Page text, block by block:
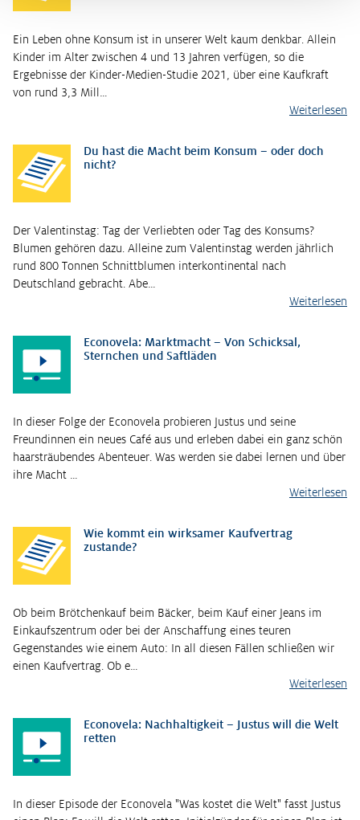
Ein Leben ohne Konsum ist in unserer Welt kaum denkbar. Allein
Kinder im Alter zwischen 4 und 13 Jahren verfügen, so die
Ergebnisse der Kinder-Medien-Studie 2021, über eine Kaufkraft
von rund 3,3 Mill…
Weiterlesen
Du hast die Macht beim Konsum – oder doch
nicht?
Der Valentinstag: Tag der Verliebten oder Tag des Konsums?
Blumen gehören dazu. Alleine zum Valentinstag werden jährlich
rund 800 Tonnen Schnittblumen interkontinental nach
Deutschland gebracht. Abe…
Weiterlesen
Econovela: Marktmacht – Von Schicksal,
Sternchen und Saftläden
In dieser Folge der Econovela probieren Justus und seine
Freundinnen ein neues Café aus und erleben dabei ein ganz schön
haarsträubendes Abenteuer. Was werden sie dabei lernen und über
ihre Macht …
Weiterlesen
Wie kommt ein wirksamer Kaufvertrag
zustande?
Ob beim Brötchenkauf beim Bäcker, beim Kauf einer Jeans im
Einkaufszentrum oder bei der Anschaffung eines teuren
Gegenstandes wie einem Auto: In all diesen Fällen schließen wir
einen Kaufvertrag. Ob e…
Weiterlesen
Econovela: Nachhaltigkeit – Justus will die Welt
retten
In dieser Episode der Econovela "Was kostet die Welt" fasst Justus